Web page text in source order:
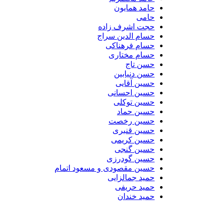
حامد همایون
حامی
حجت اشرف زاده
حسام الدین سراج
حسام فرهناکی
حسام مختاری
حسن تاج
حسن دنیابین
حسین آقایی
حسین احسانی
حسین توکلی
حسین حماد
حسین رخصت
حسین قنبری
حسین کریمی
حسین گنجی
حسین گودرزی
حسین مقصودی و مسعود اتمام
حمید جمالزایی
حمید حریفی
حمید خندان